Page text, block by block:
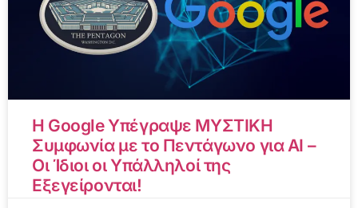
Η Google Υπέγραψε ΜΥΣΤΙΚΗ
Συμφωνία με το Πεντάγωνο για AI –
Οι Ίδιοι οι Υπάλληλοί της
Εξεγείρονται!